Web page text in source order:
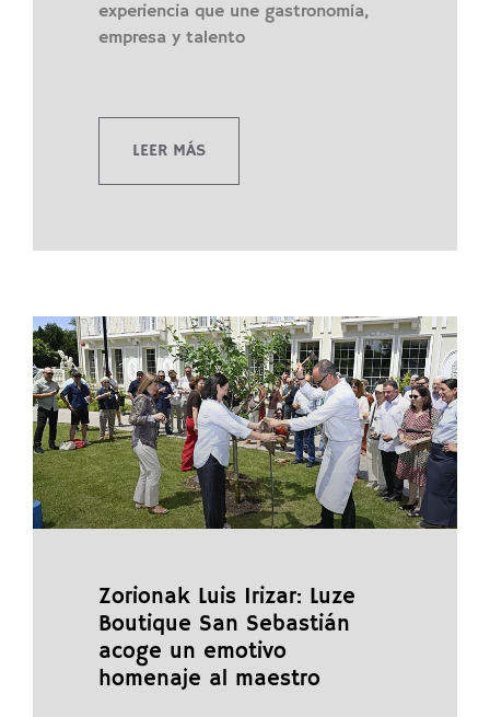
experiencia que une gastronomía,
empresa y talento
LEER MÁS
Zorionak Luis Irizar: Luze
Boutique San Sebastián
acoge un emotivo
homenaje al maestro